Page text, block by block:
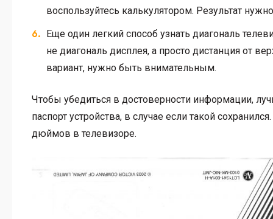
воспользуйтесь калькулятором. Результат
Еще один легкий способ узнать диагональ
не диагональ дисплея, а просто дистанция от
вариант, нужно быть внимательным.
Чтобы убедиться в достоверности информации,
паспорт устройства, в случае если такой
дюймов в телевизоре.